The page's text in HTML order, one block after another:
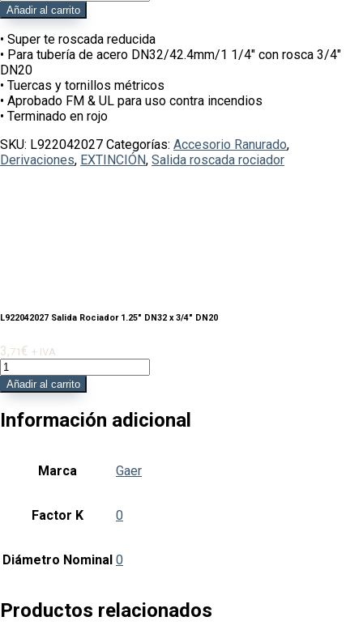
Salida
Rociador
1.25"
DN32
x
3/4"
DN20
cantidad
Añadir al carrito
• Super te roscada reducida
• Para tubería de acero DN32/42.4mm/1 1/4″ con rosca 3/4″
DN20
• Tuercas y tornillos métricos
• Aprobado FM & UL para uso contra incendios
• Terminado en rojo
SKU: L922042027 Categorías: Accesorio Ranurado,
Derivaciones, EXTINCIÓN, Salida roscada rociador
L922042027 Salida Rociador 1.25″ DN32 x 3/4″ DN20
3,71€ + IVA
L922042027
Salida
Rociador
1.25"
DN32
Añadir al carrito
Información adicional
Marca Gaer
Factor K 0
Diámetro Nominal 0
Productos relacionados